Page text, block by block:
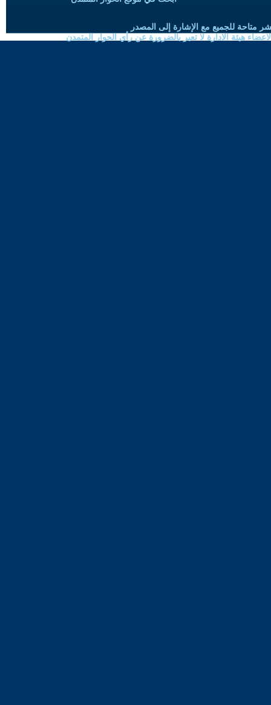
متاحة للجميع مع الإشارة إلى المصدر
هيئة الادارة لا تعبر بالضرورة عن رأي الحوار المتمدن